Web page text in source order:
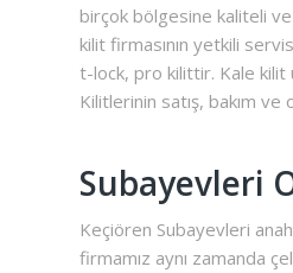
birçok bölgesine kaliteli ve
kilit firmasının yetkili
t-lock, pro kilittir. Kale kilit
Kilitlerinin satış, bakım ve
Subayevleri
Keçiören Subayevleri
firmamız aynı zamanda